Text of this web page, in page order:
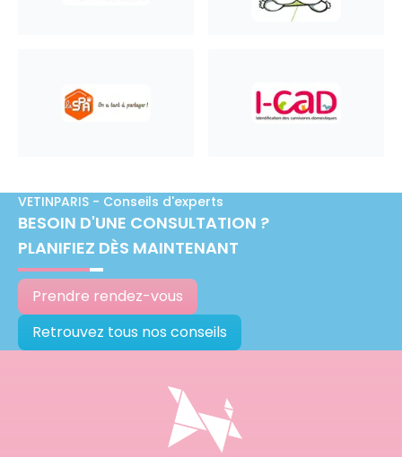
VETINPARIS - Conseils d'experts
BESOIN D'UNE CONSULTATION ?
PLANIFIEZ DÈS MAINTENANT
Prendre rendez-vous
Retrouvez tous nos conseils